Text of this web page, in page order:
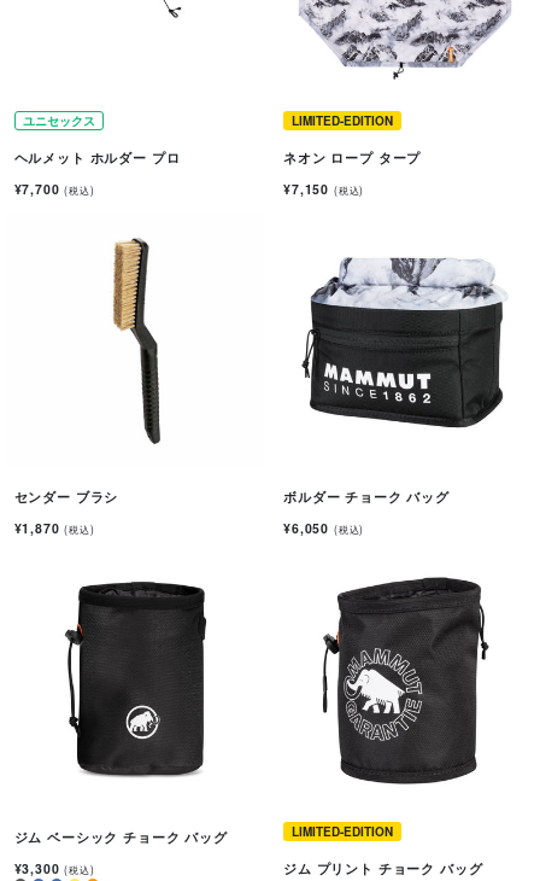
ユニセックス
ヘルメット ホルダー プロ
¥7,700(税込)
LIMITED-EDITION
ネオン ロープ タープ
¥7,150 (税込)
センダー ブラシ
¥1,870(税込)
ボルダー チョーク バッグ
¥6,050 (税込)
ジム ベーシック チョーク バッグ
¥3,300(税込)
LIMITED-EDITION
ジム プリント チョーク バッグ